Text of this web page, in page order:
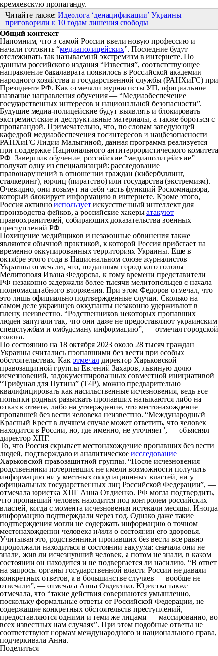
кремлевскую пропаганду.
Читайте также: Идеолога ‘денацификации’ Украины
приговорили к 10 годам лишения свободы
Общий контекст
Напомним, что в самой России ввели новую профессию и
начали готовить “медиаполицейских”. Последние будут
отслеживать так называемый экстремизм в интернете. По
данным российского издания “Известия”, соответствующее
направление бакалаврата появилось в Российской академии
народного хозяйства и государственной службы (РАНХиГС) при
Президенте РФ. Как отмечали журналисты УП, официальное
название направления обучения — “Медиаобеспечение
государственных интересов и национальной безопасности”.
Будущие медиа-полицейские будут выявлять и блокировать
экстремистские и деструктивные материалы, а также бороться с
пропагандой. Примечательно, что, по словам заведующей
кафедрой медиаобеспечения госинтересов и нацбезопасности
РАНХиГС Лидии Малыгиной, данная программа реализуется
при поддержке Национального антитеррористического комитета
РФ. Завершив обучение, российские “медиаполицейские”
получат одну из специализаций: расследование
правонарушений в отношении граждан (кибербуллинг,
сталкеринг), юрлиц (пиратство) или государства (экстремизм).
Очевидно, они возьмут на себя часть функций Роскомнадзора,
который блокирует информацию в интернете. Кроме этого,
Россия активно использует искусственный интеллект для
производства фейков, а российские хакеры атакуют
правоохранителей, собирающих доказательства военных
преступлений РФ.
Похищение медийщиков и незаконные обвинения также
являются обычной практикой, к которой Россия прибегает на
временно оккупированных территориях Украины. Еще в
октябре этого года в Национальном союзе журналистов
Украины отмечали, что, по данным городского головы
Мелитополя Ивана Федорова, к тому времени представители
РФ незаконно задержали более тысячи мелитопольцев с начала
полномасштабного вторжения. При этом Федоров отмечал, что
это лишь официально подтвержденные случаи. Сколько на
самом деле украинцев оккупанты незаконно удерживают в
плену, неизвестно. “Родственников некоторых пропавших
людей запугали так, что они даже не предоставляют украинским
спецслужбам и омбудсману информацию”, — отмечал городской
голова.
По состоянию на 18 октября 2023 около 28 тысяч граждан
Украины считались пропавшими без вести при особых
обстоятельствах. Как отмечал директор Харьковской
правозащитной группы Евгений Захаров, львиную долю
исчезновений, задокументированных совместной инициативой
“Трибунал для Путина” (T4P), можно предварительно
квалифицировать как насильственные исчезновения, ведь все
попытки родных разыскать пропавших натыкаются либо на
отказ в ответе, либо на утверждение, что местонахождение
пропавшей без вести человека неизвестно. “Международный
Красный Крест в лучшем случае может ответить, что человек
находится в России, но, где именно, не уточняет”, — объяснял
директор ХПГ.
То, что Россия скрывает местонахождение пропавших без вести
людей, подтверждало и аналитическое исследование
Харьковской правозащитной группы. “После исчезновения
родственники потерпевших не имели возможности получить
информацию ни у местных оккупационных властей, ни у
официальных государственных лиц Российской Федерации”, —
отмечала юристка ХПГ Анна Овдиенко. РФ могла подтвердить,
что пропавший человек находится под контролем российских
властей, когда с момента исчезновения истекали месяцы. Иногда
информацию подтверждали через год. Однако даже такие
подтверждения могли не содержать информацию о точном
местонахождении человека и/или о состоянии его здоровья.
Учитывая это, родственники пропавших без вести все равно
продолжали находиться в состоянии вакуума: сначала они не
знали, жив ли исчезнувший человек, а потом не знали, в каком
состоянии он находится и не подвергается ли насилию. “В ответ
на запросы органы государственной власти России не давали
конкретных ответов, а в большинстве случаев — вообще не
отвечали”, — отмечала Анна Овдиенко. Юристка также
отмечала, что “такие действия совершаются умышленно,
поскольку формальные ответы от Российской Федерации, не
содержащие конкретных обстоятельств преступлений,
предоставляются одними и теми же лицами — массированно, во
всех известных нам случаях”. При этом подобные ответы не
соответствуют нормам международного и национального права,
подчеркивала Анна.
Поделиться